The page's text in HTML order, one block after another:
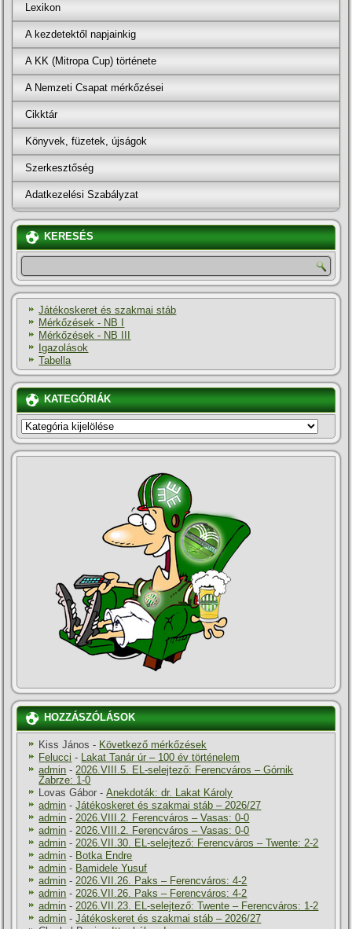
Lexikon
A kezdetektől napjainkig
A KK (Mitropa Cup) története
A Nemzeti Csapat mérkőzései
Cikktár
Könyvek, füzetek, újságok
Szerkesztőség
Adatkezelési Szabályzat
KERESÉS
Játékoskeret és szakmai stáb
Mérkőzések - NB I
Mérkőzések - NB III
Igazolások
Tabella
KATEGÓRIÁK
KATEGÓRIÁK
HOZZÁSZÓLÁSOK
Kiss János - Következő mérkőzések
Felucci -
Lakat Tanár úr – 100 év történelem
admin - 2026.VIII.5. EL-selejtező: Ferencváros – Górnik
Zabrze: 1-0
Lovas Gábor -Anekdoták: dr. Lakat Károly
admin -Játékoskeret és szakmai stáb – 2026/27
admin - 2026.VIII.2. Ferencváros – Vasas: 0-0
admin - 2026.VIII.2. Ferencváros – Vasas: 0-0
admin - 2026.VII.30. EL-selejtező: Ferencváros – Twente: 2-2
admin - Botka Endre
admin - Bamidele Yusuf
admin - 2026.VII.26. Paks – Ferencváros: 4-2
admin - 2026.VII.26. Paks – Ferencváros: 4-2
admin - 2026.VII.23. EL-selejtező: Twente – Ferencváros: 1-2
admin -Játékoskeret és szakmai stáb – 2026/27